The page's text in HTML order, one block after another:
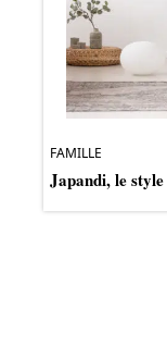
FAMILLE
Japandi, le